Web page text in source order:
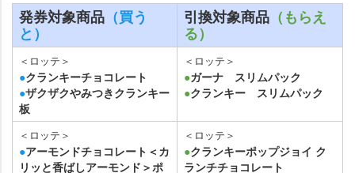
発券対象商品 （買う
と）
引換対象商品 （もらえ
る）
＜ロッテ＞
●クランキーチョコレート
●ザクザクやみつきクランキー
板
＜ロッテ＞
●ガーナ スリムパック
●クランキー スリムパック
＜ロッテ＞
●アーモンドチョコレート＜カ
リッと香ばしアーモンド＞ポ
＜ロッテ＞
●クランキーポップジョイ ク
ランチチョコレート